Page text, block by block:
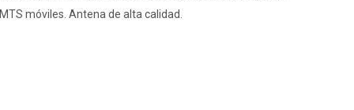
móviles. Antena de alta calidad.